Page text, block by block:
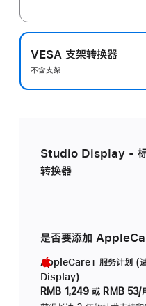
VESA 支架转换器
不含支架
Studio Display - 标
转换器
是否要添加
AppleCare+ 服务计划 (
Display)
RMB 1,249 或 RMB 53/